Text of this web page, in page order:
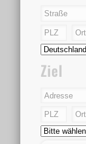
Ziel